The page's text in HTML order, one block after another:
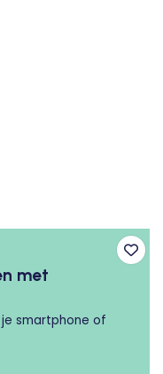
met
smartphone of